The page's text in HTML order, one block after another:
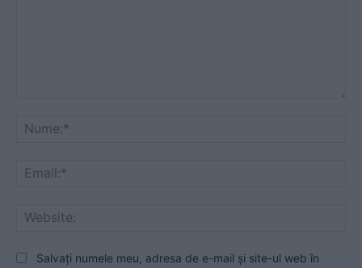
Salvați numele meu, adresa de e-mail și site-ul web în